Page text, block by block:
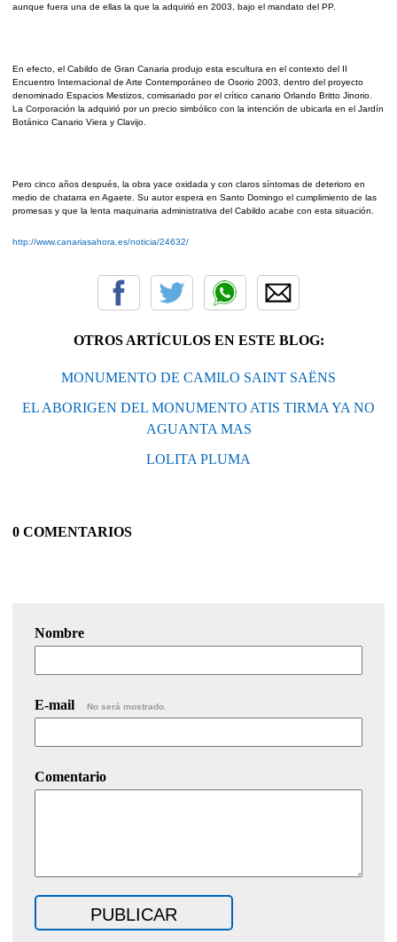
aunque fuera una de ellas la que la adquirió en 2003, bajo el mandato del PP.
En efecto, el Cabildo de Gran Canaria produjo esta escultura en el contexto del II
Encuentro Internacional de Arte Contemporáneo de Osorio 2003, dentro del proyecto
denominado Espacios Mestizos, comisariado por el crítico canario Orlando Britto Jinorio.
La Corporación la adquirió por un precio simbólico con la intención de ubicarla en el Jardín
Botánico Canario Viera y Clavijo.
Pero cinco años después, la obra yace oxidada y con claros síntomas de deterioro en
medio de chatarra en Agaete. Su autor espera en Santo Domingo el cumplimiento de las
promesas y que la lenta maquinaria administrativa del Cabildo acabe con esta situación.
http://www.canariasahora.es/noticia/24632/
OTROS ARTÍCULOS EN ESTE BLOG:
MONUMENTO DE CAMILO SAINT SAËNS
EL ABORIGEN DEL MONUMENTO ATIS TIRMA YA NO
AGUANTA MAS
LOLITA PLUMA
0 COMENTARIOS
Nombre
E-mail No será mostrado.
Comentario